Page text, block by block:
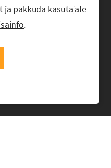
ja pakkuda kasutajale
.